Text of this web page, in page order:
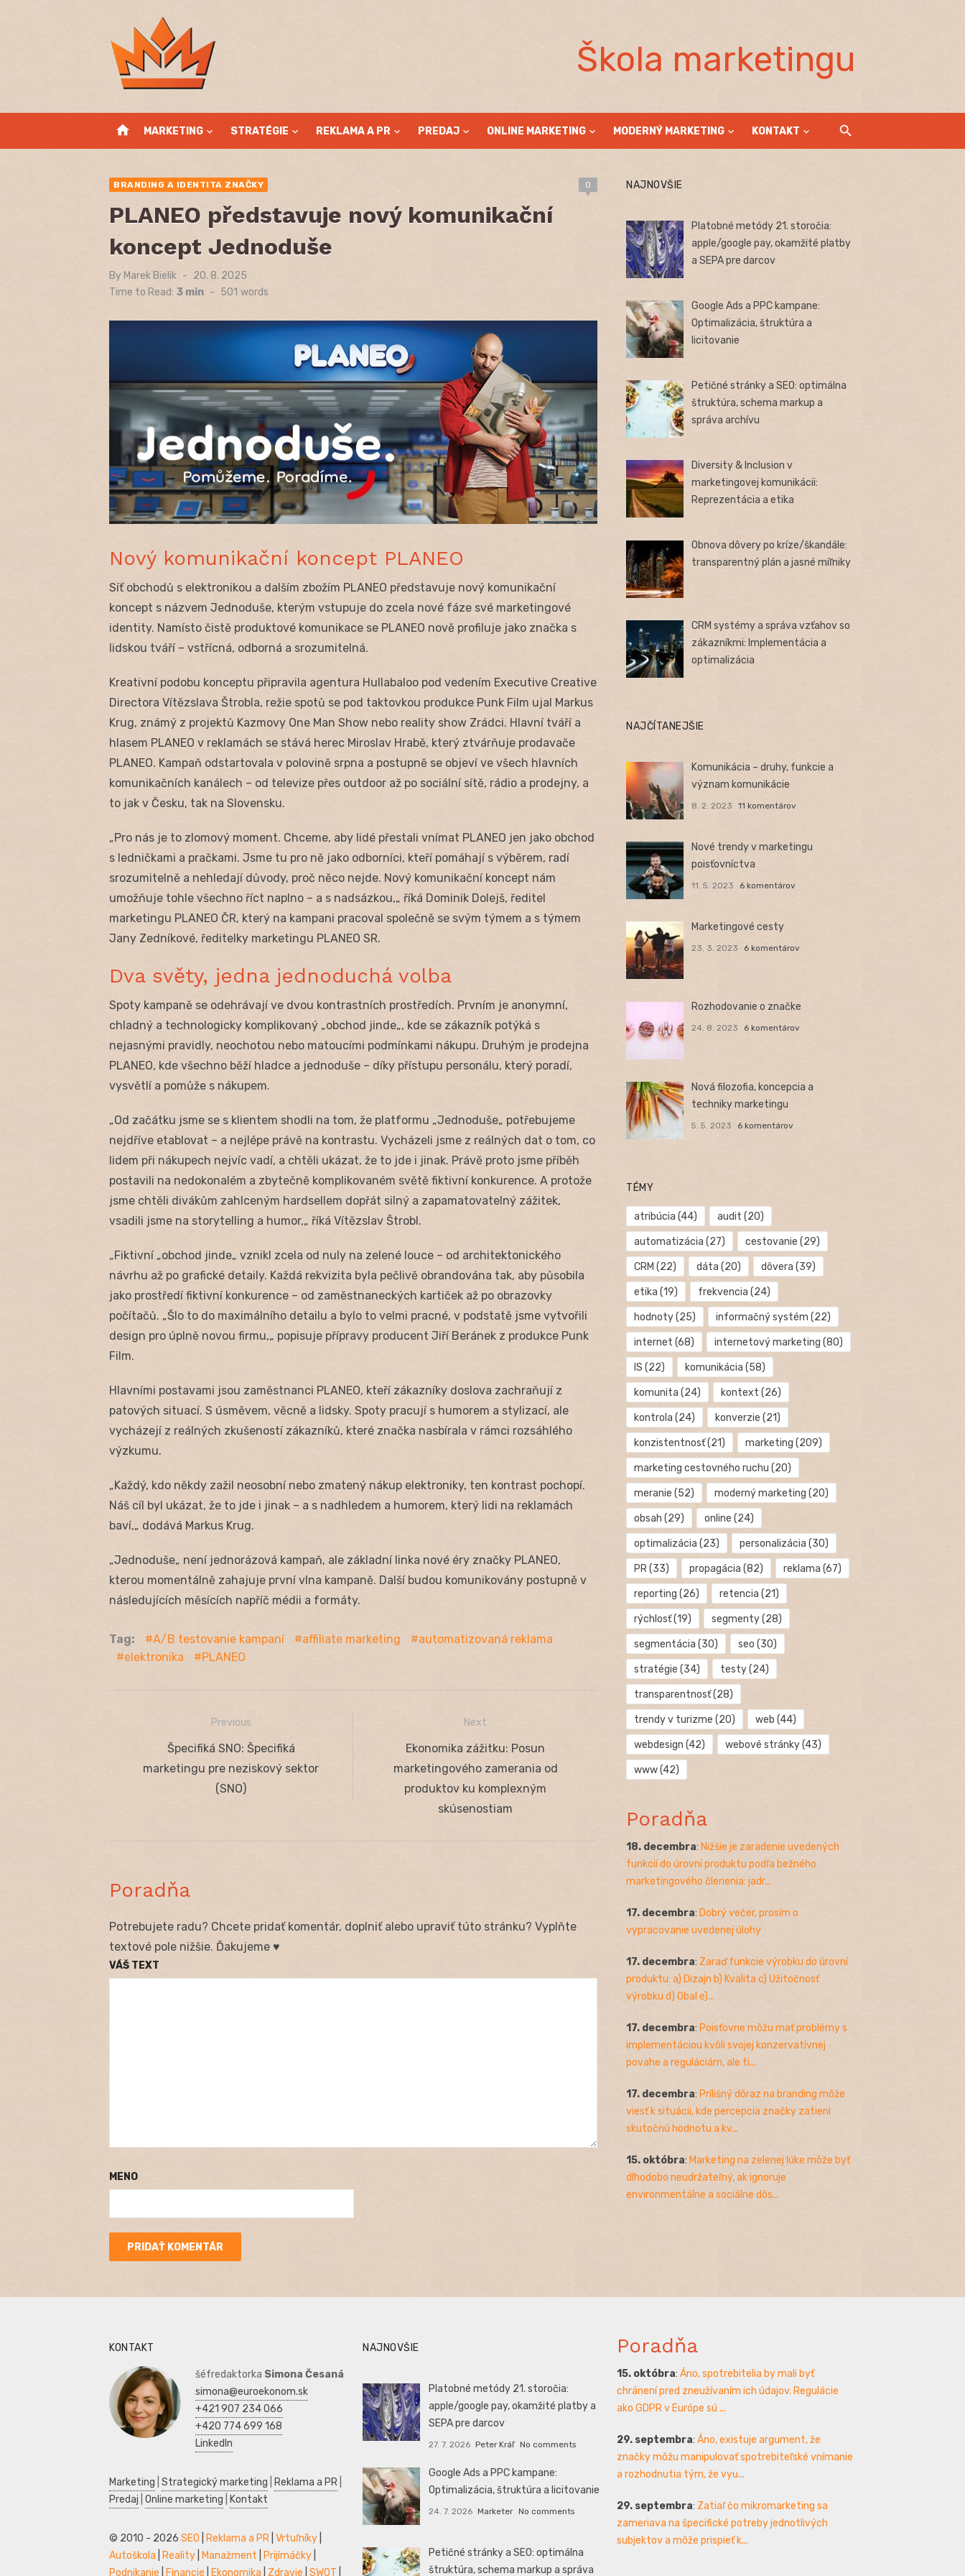
Škola marketingu
home MARKETING STRATÉGIE REKLAMA A PR PREDAJ ONLINE MARKETING MODERNÝ MARKETING KONTAKT
BRANDING A IDENTITA ZNAČKY 0
PLANEO představuje nový komunikační
koncept Jednoduše
By Marek Bielik
Posted
on
20. 8. 2025
Time to Read: 3 min - 501 words
Nový komunikační koncept PLANEO
Síť obchodů s elektronikou a dalším zbožím PLANEO představuje nový komunikační
koncept s názvem Jednoduše, kterým vstupuje do zcela nové fáze své marketingové
identity. Namísto čistě produktové komunikace se PLANEO nově profiluje jako značka s
lidskou tváří – vstřícná, odborná a srozumitelná.
Kreativní podobu konceptu připravila agentura Hullabaloo pod vedením Executive Creative
Directora Vítězslava Štrobla, režie spotů se pod taktovkou produkce Punk Film ujal Markus
Krug, známý z projektů Kazmovy One Man Show nebo reality show Zrádci. Hlavní tváří a
hlasem PLANEO v reklamách se stává herec Miroslav Hrabě, který ztvárňuje prodavače
PLANEO. Kampaň odstartovala v polovině srpna a postupně se objeví ve všech hlavních
komunikačních kanálech – od televize přes outdoor až po sociální sítě, rádio a prodejny, a
to jak v Česku, tak na Slovensku.
„Pro nás je to zlomový moment. Chceme, aby lidé přestali vnímat PLANEO jen jako obchod
s ledničkami a pračkami. Jsme tu pro ně jako odborníci, kteří pomáhají s výběrem, radí
srozumitelně a nehledají důvody, proč něco nejde. Nový komunikační koncept nám
umožňuje tohle všechno říct naplno – a s nadsázkou,„ říká Dominik Dolejš, ředitel
marketingu PLANEO ČR, který na kampani pracoval společně se svým týmem a s týmem
Jany Zedníkové, ředitelky marketingu PLANEO SR.
Dva světy, jedna jednoduchá volba
Spoty kampaně se odehrávají ve dvou kontrastních prostředích. Prvním je anonymní,
chladný a technologicky komplikovaný „obchod jinde„, kde se zákazník potýká s
nejasnými pravidly, neochotou nebo matoucími podmínkami nákupu. Druhým je prodejna
PLANEO, kde všechno běží hladce a jednoduše – díky přístupu personálu, který poradí,
vysvětlí a pomůže s nákupem.
„Od začátku jsme se s klientem shodli na tom, že platformu „Jednoduše„ potřebujeme
nejdříve etablovat – a nejlépe právě na kontrastu. Vycházeli jsme z reálných dat o tom, co
lidem při nákupech nejvíc vadí, a chtěli ukázat, že to jde i jinak. Právě proto jsme příběh
postavili na nedokonalém a zbytečně komplikovaném světě fiktivní konkurence. A protože
jsme chtěli divákům zahlceným hardsellem dopřát silný a zapamatovatelný zážitek,
vsadili jsme na storytelling a humor,„ říká Vítězslav Štrobl.
„Fiktivní „obchod jinde„ vznikl zcela od nuly na zelené louce – od architektonického
návrhu až po grafické detaily. Každá rekvizita byla pečlivě obrandována tak, aby působila
jako prostředí fiktivní konkurence – od zaměstnaneckých kartiček až po obrazovky
počítačů. „Šlo to do maximálního detailu a bylo to velmi pracné, v podstatě jsme vytvořili
design pro úplně novou firmu,„ popisuje přípravy producent Jiří Beránek z produkce Punk
Film.
Hlavními postavami jsou zaměstnanci PLANEO, kteří zákazníky doslova zachraňují z
patových situací. S úsměvem, věcně a lidsky. Spoty pracují s humorem a stylizací, ale
vycházejí z reálných zkušeností zákazníků, které značka nasbírala v rámci rozsáhlého
výzkumu.
„Každý, kdo někdy zažil neosobní nebo zmatený nákup elektroniky, ten kontrast pochopí.
Náš cíl byl ukázat, že to jde i jinak – a s nadhledem a humorem, který lidi na reklamách
baví,„ dodává Markus Krug.
„Jednoduše„ není jednorázová kampaň, ale základní linka nové éry značky PLANEO,
kterou momentálně zahajuje první vlna kampaně. Další budou komunikovány postupně v
následujících měsících napříč médii a formáty.
Tag: A/B testovanie kampaní affiliate marketing
automatizovaná reklama
elektronika
PLANEO
Navigácia
Previous
Previous
post:
Špecifiká SNO: Špecifiká
marketingu pre neziskový sektor
(SNO)
Next
Next
post:
Ekonomika zážitku: Posun
marketingového zamerania od
produktov ku komplexným
skúsenostiam
Poradňa
Potrebujete radu? Chcete pridať komentár, doplniť alebo upraviť túto stránku? Vyplňte
textové pole nižšie. Ďakujeme ♥
VÁŠ TEXT
MENO
NAJNOVŠIE
Platobné metódy 21. storočia:
apple/google pay, okamžité platby
a SEPA pre darcov
Google Ads a PPC kampane:
Optimalizácia, štruktúra a
licitovanie
Petičné stránky a SEO: optimálna
štruktúra, schema markup a
správa archívu
Diversity & Inclusion v
marketingovej komunikácii:
Reprezentácia a etika
Obnova dôvery po kríze/škandále:
transparentný plán a jasné míľniky
CRM systémy a správa vzťahov so
zákazníkmi: Implementácia a
optimalizácia
NAJČÍTANEJŠIE
Komunikácia – druhy, funkcie a
význam komunikácie
8. 2. 2023 11 komentárov
Nové trendy v marketingu
poisťovníctva
11. 5. 2023 6 komentárov
Marketingové cesty
23. 3. 2023 6 komentárov
Rozhodovanie o značke
24. 8. 2023 6 komentárov
Nová filozofia, koncepcia a
techniky marketingu
5. 5. 2023 6 komentárov
TÉMY
atribúcia (44) audit (20)
automatizácia (27) cestovanie (29)
CRM (22) dáta (20) dôvera (39)
etika (19) frekvencia (24)
hodnoty(25) informačný systém (22)
internet (68) internetový marketing (80)
IS (22) komunikácia (58)
komunita (24) kontext (26)
kontrola (24) konverzie (21)
konzistentnosť(21) marketing (209)
marketing cestovného ruchu (20)
meranie (52) moderný marketing (20)
obsah (29) online (24)
optimalizácia (23) personalizácia (30)
PR(33) propagácia (82) reklama (67)
reporting (26) retencia (21)
rýchlosť(19) segmenty(28)
segmentácia (30) seo (30)
stratégie (34) testy(24)
transparentnosť(28)
trendy v turizme (20) web (44)
webdesign (42) webové stránky(43)
www(42)
Poradňa
18. decembra: Nižšie je zaradenie uvedených
funkcií do úrovní produktu podľa bežného
marketingového členenia: jadr...
17. decembra: Dobrý večer, prosím o
vypracovanie uvedenej úlohy
17. decembra: Zaraď funkcie výrobku do úrovní
produktu: a) Dizajn b) Kvalita c) Užitočnosť
výrobku d) Obal e)...
17. decembra: Poisťovne môžu mať problémy s
implementáciou kvôli svojej konzervatívnej
povahe a reguláciám, ale ti...
17. decembra: Prílišný dôraz na branding môže
viesť k situácii, kde percepcia značky zatieni
skutočnú hodnotu a kv...
15. októbra: Marketing na zelenej lúke môže byť
dlhodobo neudržateľný, ak ignoruje
environmentálne a sociálne dôs...
KONTAKT
šéfredaktorka Simona Česaná
simona@euroekonom.sk
+421 907 234 066
+420 774 699 168
LinkedIn
Marketing Strategický marketing Reklama a PR
Predaj Online marketing Kontakt
© 2010 - 2026 SEO Reklama a PR Vrtuľníky
Autoškola
Reality Manažment Prijímáčky
Podnikanie
Financie Ekonomika Zdravie SWOT
NAJNOVŠIE
Platobné metódy 21. storočia:
apple/google pay, okamžité platby a
SEPA pre darcov
27. 7. 2026 Peter Kráľ No comments
Google Ads a PPC kampane:
Optimalizácia, štruktúra a licitovanie
24. 7. 2026 Marketer No comments
Petičné stránky a SEO: optimálna
štruktúra, schema markup a správa
Poradňa
15. októbra: Áno, spotrebitelia by mali byť
chránení pred zneužívaním ich údajov. Regulácie
ako GDPR v Európe sú ...
29. septembra: Áno, existuje argument, že
značky môžu manipulovať spotrebiteľské vnímanie
a rozhodnutia tým, že vyu...
29. septembra: Zatiaľ čo mikromarketing sa
zameriava na špecifické potreby jednotlivých
subjektov a môže prispieť k...